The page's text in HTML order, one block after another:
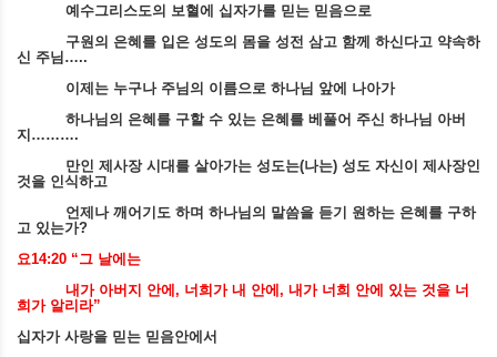
예수그리스도의 보혈에 십자가를 믿는 믿음으로
구원의 은혜를 입은 성도의 몸을 성전 삼고 함께 하신다고 약속하
신 주님…..
이제는 누구나 주님의 이름으로 하나님 앞에 나아가
하나님의 은혜를 구할 수 있는 은혜를 베풀어 주신 하나님 아버
지……….
만인 제사장 시대를 살아가는 성도는(나는) 성도 자신이 제사장인
것을 인식하고
언제나 깨어기도 하며 하나님의 말씀을 듣기 원하는 은혜를 구하
고 있는가?
요14:20 “그 날에는
내가 아버지 안에, 너희가 내 안에, 내가 너희 안에 있는 것을 너
희가 알리라”
십자가 사랑을 믿는 믿음안에서